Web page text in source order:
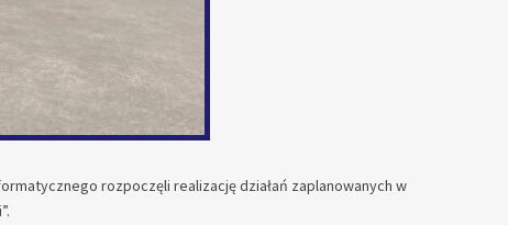
rozpoczęli realizację działań zaplanowanych w